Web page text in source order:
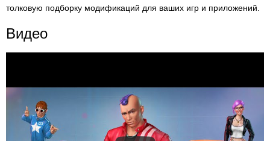
толковую подборку модификаций для ваших игр и приложений.
Видео